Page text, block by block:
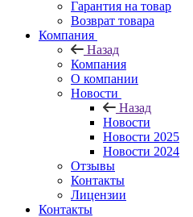
Гарантия на товар
Возврат товара
Компания
Назад
Компания
О компании
Новости
Назад
Новости
Новости 2025
Новости 2024
Отзывы
Контакты
Лицензии
Контакты